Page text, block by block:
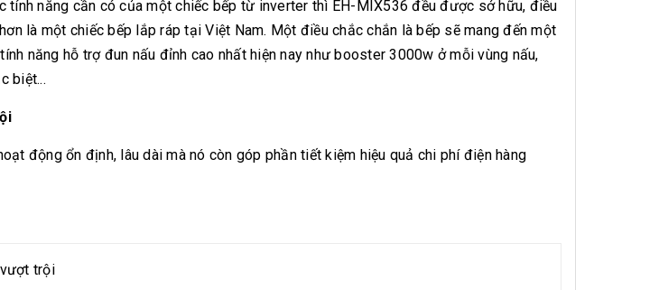
năng cần có của một chiếc bếp từ inverter thì EH-MIX536 đều được sở hữu, điều
là một chiếc bếp lắp ráp tại Việt Nam. Một điều chắc chắn là bếp sẽ mang đến một
năng hỗ trợ đun nấu đỉnh cao nhất hiện nay như booster 3000w ở mỗi vùng nấu,
biệt...
động ổn định, lâu dài mà nó còn góp phần tiết kiệm hiệu quả chi phí điện hàng
trội